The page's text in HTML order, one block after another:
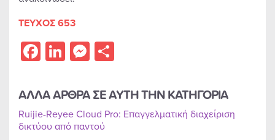
ΤΕΥΧΟΣ 653
Facebook
LinkedIn
Messenger
ΑΛΛΑ ΑΡΘΡΑ ΣΕ ΑΥΤΗ ΤΗΝ ΚΑΤΗΓΟΡΙΑ
Ruijie-Reyee Cloud Pro: Επαγγελματική διαχείριση
δικτύου από παντού